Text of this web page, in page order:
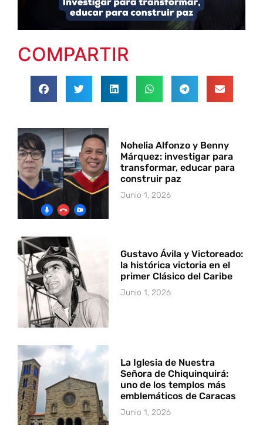
COMPARTIR
Nohelia Alfonzo y Benny
Márquez: investigar para
transformar, educar para
construir paz
Junio 1, 2026
Gustavo Ávila y Victoreado:
la histórica victoria en el
primer Clásico del Caribe
Junio 1, 2026
La Iglesia de Nuestra
Señora de Chiquinquirá:
uno de los templos más
emblemáticos de Caracas
Junio 1, 2026